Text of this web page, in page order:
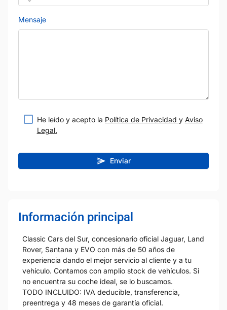
Mensaje
He leído y acepto la Política de Privacidad y Aviso
Legal.
Enviar
Información principal
Classic Cars del Sur, concesionario oficial Jaguar, Land
Rover, Santana y EVO con más de 50 años de
experiencia dando el mejor servicio al cliente y a tu
vehículo. Contamos con amplio stock de vehículos. Si
no encuentra su coche ideal, se lo buscamos.
TODO INCLUIDO: IVA deducible, transferencia,
preentrega y 48 meses de garantía oficial.